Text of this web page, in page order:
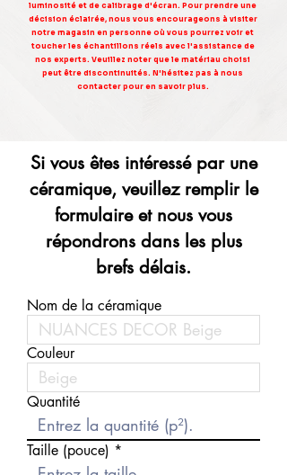
luminosité et de calibrage d'écran. Pour prendre une
décision éclairée, nous vous encourageons à visiter
notre magasin en personne où vous pourrez voir et
toucher les échantillons réels avec l'assistance de
nos experts. Veuillez noter que le matériau choisi
peut être discontinuités. N'hésitez pas à nous
contacter pour en savoir plus.
Si vous êtes intéressé par une
céramique, veuillez remplir le
formulaire et nous vous
répondrons dans les plus
brefs délais.
Nom de la céramique
Couleur
Quantité
Taille (pouce)